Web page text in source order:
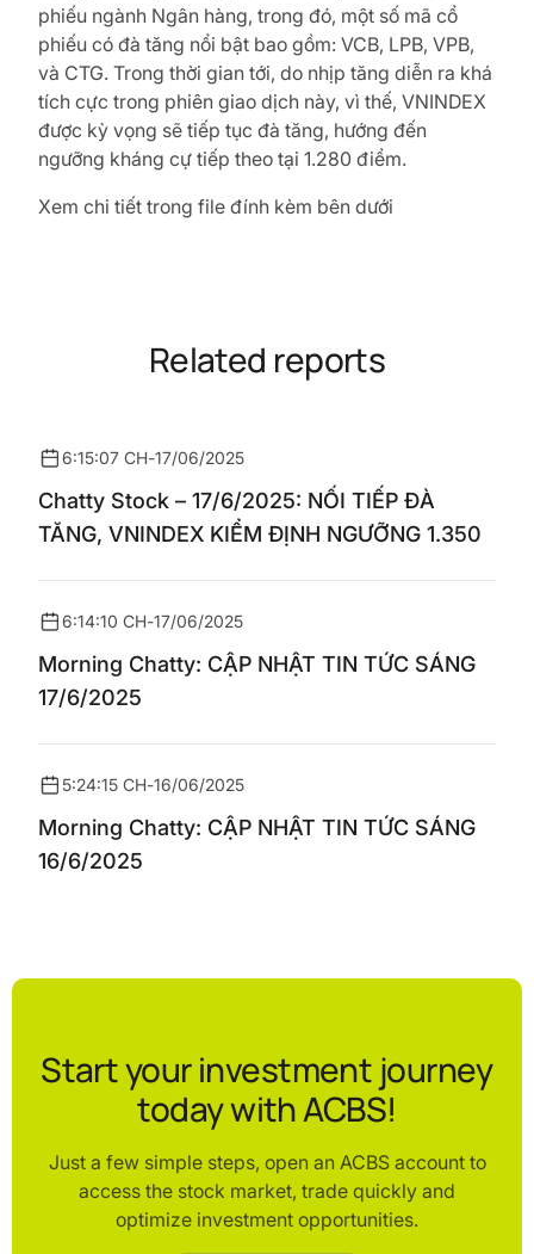
phiếu ngành Ngân hàng, trong đó, một số mã cổ
phiếu có đà tăng nổi bật bao gồm: VCB, LPB, VPB,
và CTG. Trong thời gian tới, do nhịp tăng diễn ra khá
tích cực trong phiên giao dịch này, vì thế, VNINDEX
được kỳ vọng sẽ tiếp tục đà tăng, hướng đến
ngưỡng kháng cự tiếp theo tại 1.280 điểm.
Xem chi tiết trong file đính kèm bên dưới
Related reports
6:15:07 CH-17/06/2025
Chatty Stock – 17/6/2025: NỐI TIẾP ĐÀ
TĂNG, VNINDEX KIỂM ĐỊNH NGƯỠNG 1.350
6:14:10 CH-17/06/2025
Morning Chatty: CẬP NHẬT TIN TỨC SÁNG
17/6/2025
5:24:15 CH-16/06/2025
Morning Chatty: CẬP NHẬT TIN TỨC SÁNG
16/6/2025
Start your investment journey
today with ACBS!
Just a few simple steps, open an ACBS account to
access the stock market, trade quickly and
optimize investment opportunities.